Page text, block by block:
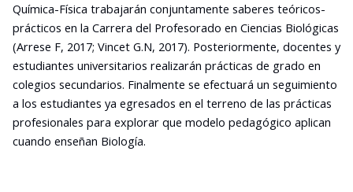
Química-Física trabajarán conjuntamente saberes teóricos-
prácticos en la Carrera del Profesorado en Ciencias Biológicas
(Arrese F, 2017; Vincet G.N, 2017). Posteriormente, docentes y
estudiantes universitarios realizarán prácticas de grado en
colegios secundarios. Finalmente se efectuará un seguimiento
a los estudiantes ya egresados en el terreno de las prácticas
profesionales para explorar que modelo pedagógico aplican
cuando enseñan Biología.